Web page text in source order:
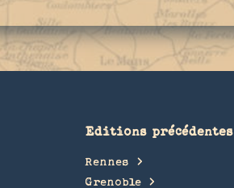
Editions précédentes
Rennes
Grenoble